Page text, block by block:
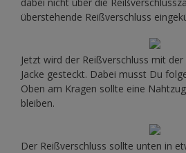
dabei nicht über die
überstehende Reißverschluss
Jetzt wird der Reißverschluss mit
Jacke gesteckt. Dabei musst Du
Oben am Kragen sollte eine
bleiben.
Der Reißverschluss sollte unten in